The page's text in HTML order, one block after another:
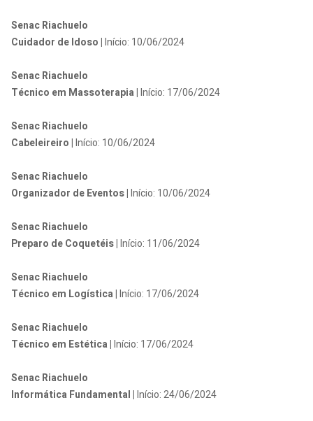
Senac Riachuelo
Cuidador de Idoso |Início: 10/06/2024
Senac Riachuelo
Técnico em Massoterapia |Início: 17/06/2024
Senac Riachuelo
Cabeleireiro |Início: 10/06/2024
Senac Riachuelo
Organizador de Eventos |Início: 10/06/2024
Senac Riachuelo
Preparo de Coquetéis |Início: 11/06/2024
Senac Riachuelo
Técnico em Logística |Início: 17/06/2024
Senac Riachuelo
Técnico em Estética |Início: 17/06/2024
Senac Riachuelo
Informática Fundamental |Início: 24/06/2024